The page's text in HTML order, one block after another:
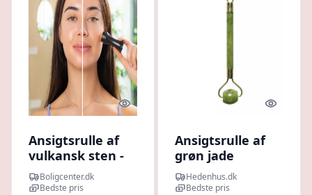
Quick look
Ansigtsrulle af
vulkansk sten -
gør huden mat
Ovoller
Boligcenter.dk
Bedste pris
Quick
Ansigtsrulle af
grøn jade
dobbelt rulle,
naturlig sten, 16
Hedenhus.dk
Bedste pris